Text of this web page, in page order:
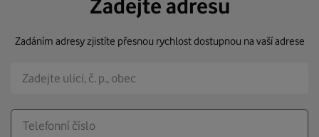
Zadejte adresu
Zadáním adresy zjistíte přesnou rychlost dostupnou na vaší adrese